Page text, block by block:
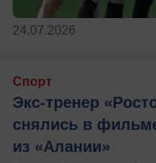
24.07.2026
Спорт
Экс-тренер
снялись в
из «Алании»